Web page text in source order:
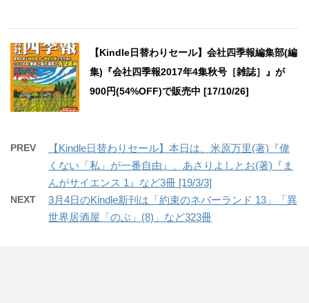
【Kindle日替わりセール】会社四季報編集部(編
集)『会社四季報2017年4集秋号［雑誌］』が
900円(54%OFF)で販売中 [17/10/26]
PREV
【Kindle日替わりセール】本日は、米原万里(著)『偉
くない「私」が一番自由』、あさりよしとお(著)『ま
んがサイエンス 1』など3冊 [19/3/3]
NEXT
3月4日のKindle新刊は「約束のネバーランド 13」「異
世界居酒屋「のぶ」(8)」など323冊